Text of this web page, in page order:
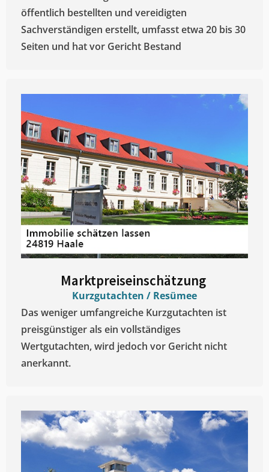
öffentlich bestellten und vereidigten
Sachverständigen erstellt, umfasst etwa 20 bis 30
Seiten und hat vor Gericht Bestand
Marktpreiseinschätzung ​
Kurzgutachten / Resümee
Das weniger umfangreiche Kurzgutachten ist
preisgünstiger als ein vollständiges
Wertgutachten, wird jedoch vor Gericht nicht
anerkannt.